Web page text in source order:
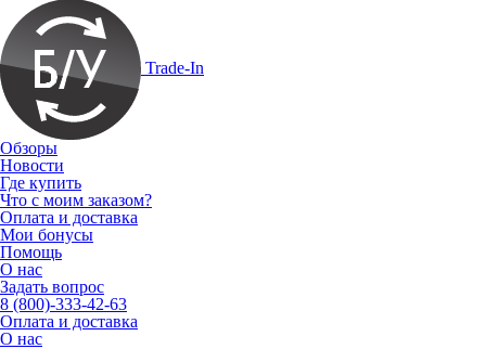
Trade-In
Обзоры
Новости
Где купить
Что с моим заказом?
Оплата и доставка
Мои бонусы
Помощь
О нас
Задать вопрос
8 (800)-333-42-63
Оплата и доставка
О нас